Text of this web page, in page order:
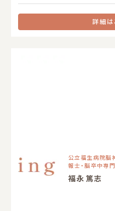
詳細は
公立福生病院脳
報士・脳卒中専
福永 篤志